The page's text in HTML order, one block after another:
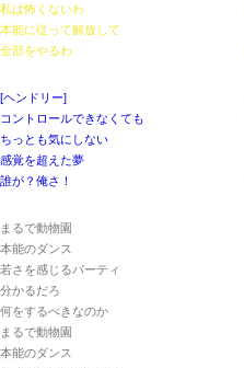
私は怖くないわ
本能に従って解放して
全部をやるわ
[ヘンドリー]
コントロールできなくても
ちっとも気にしない
感覚を超えた夢
誰が？俺さ！
まるで動物園
本能のダンス
若さを感じるパーティ
分かるだろ
何をするべきなのか
まるで動物園
本能のダンス